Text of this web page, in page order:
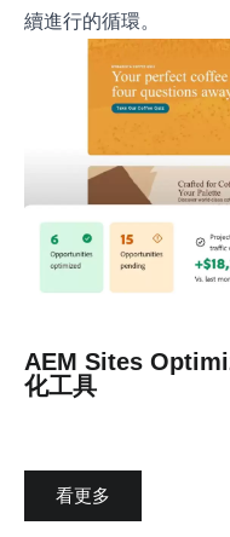
續進行的循環。
AEM Sites
化工具
看更多